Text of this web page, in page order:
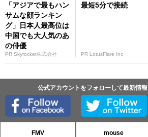
「アジアで最もハン
サムな顔ランキン
グ」日本人最高位は
中国でも大人気のあ
の俳優
PR Skyrocket株式会社
最短5分で接続
PR LotusFlare Inc
公式アカウントをフォローして最新情
FMV mouse